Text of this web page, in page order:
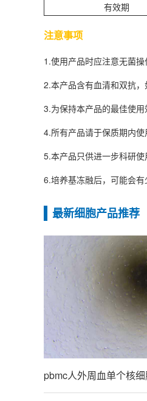
有效期
注意事项
1.使用产品时应注意无菌操
2.本产品含有血清和双抗
3.为保持本产品的最佳使用
4.所有产品请于保质期内使
5.本产品只供进一步科研使
6.培养基冻融后，可能会有
最新细胞产品推荐